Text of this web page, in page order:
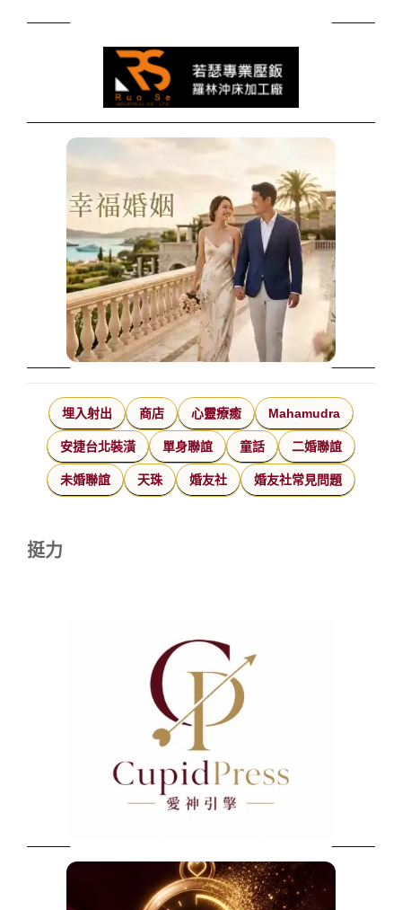
埋入射出 商店 心靈療癒 Mahamudra
安捷台北裝潢 單身聯誼 童話 二婚聯誼
未婚聯誼 天珠 婚友社 婚友社常見問題
挺力